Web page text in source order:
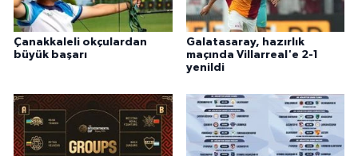
Çanakkaleli okçulardan
büyük başarı
Galatasaray, hazırlık
maçında Villarreal'e 2-1
yenildi